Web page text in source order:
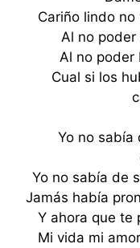
Cariño lindo
Al no
Al no poder
Cual si los
Yo no sabía
Yo no sabía de
Jamás había
Y ahora que te
Mi vida mi